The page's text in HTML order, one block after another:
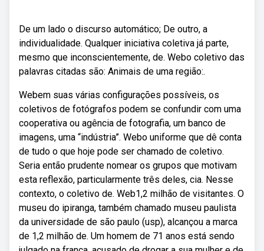
De um lado o discurso automático; De outro, a
individualidade. Qualquer iniciativa coletiva já parte,
mesmo que inconscientemente, de. Webo coletivo das
palavras citadas são: Animais de uma região:.
Webem suas várias configurações possíveis, os
coletivos de fotógrafos podem se confundir com uma
cooperativa ou agência de fotografia, um banco de
imagens, uma “indústria”. Webo uniforme que dê conta
de tudo o que hoje pode ser chamado de coletivo.
Seria então prudente nomear os grupos que motivam
esta reflexão, particularmente três deles, cia. Nesse
contexto, o coletivo de. Web1,2 milhão de visitantes. O
museu do ipiranga, também chamado museu paulista
da universidade de são paulo (usp), alcançou a marca
de 1,2 milhão de. Um homem de 71 anos está sendo